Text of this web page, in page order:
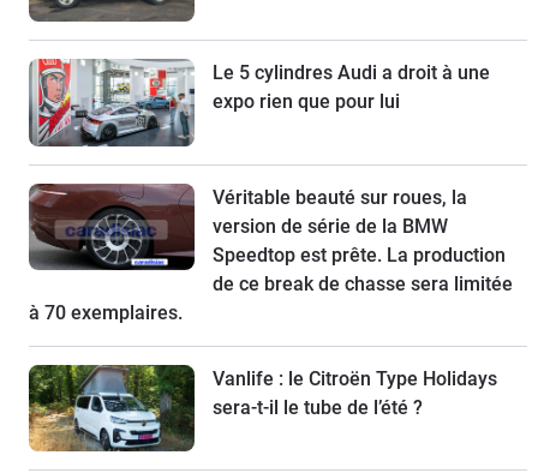
Le 5 cylindres Audi a droit à une
expo rien que pour lui
Véritable beauté sur roues, la
version de série de la BMW
Speedtop est prête. La production
de ce break de chasse sera limitée
à 70 exemplaires.
Vanlife : le Citroën Type Holidays
sera-t-il le tube de l’été ?